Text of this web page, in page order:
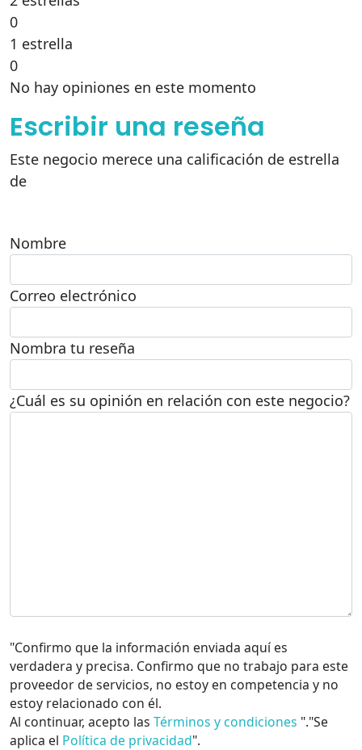
0
1 estrella
0
No hay opiniones en este momento
Escribir una reseña
Este negocio merece una calificación de estrella
de
Nombre
Correo electrónico
Nombra tu reseña
¿Cuál es su opinión en relación con este negocio?
"Confirmo que la información enviada aquí es
verdadera y precisa. Confirmo que no trabajo para este
proveedor de servicios, no estoy en competencia y no
estoy relacionado con él.
Al continuar, acepto las Términos y condiciones "."Se
aplica el Política de privacidad".